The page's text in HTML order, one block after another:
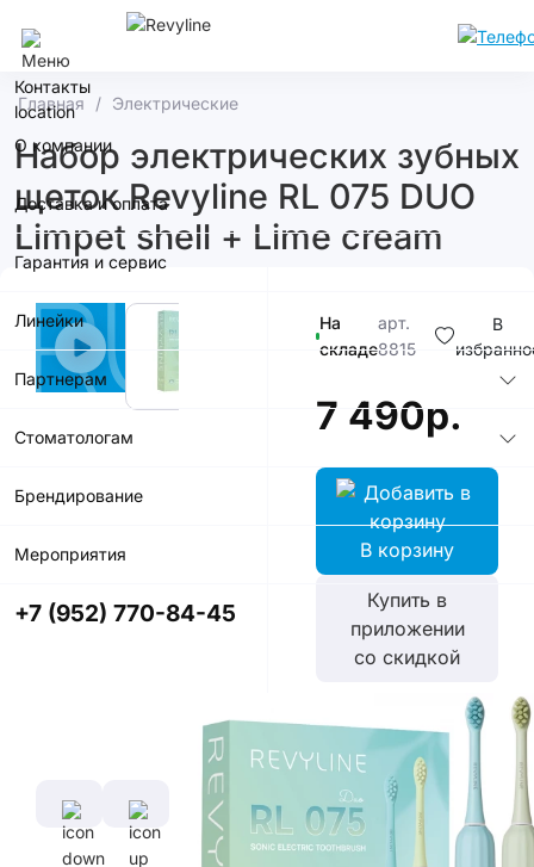
Нижний Новгород
Контакты
О компании
Доставка и оплата
Гарантия и сервис
Линейки
Партнерам
Стоматологам
Брендирование
Мероприятия
+7 (952) 770-84-45
Главная Электрические
Набор электрических зубных
щеток Revyline RL 075 DUO
Limpet shell + Lime cream
На
складе
арт.
8815
В
7 490р.
В корзину
Купить в
приложении
со скидкой